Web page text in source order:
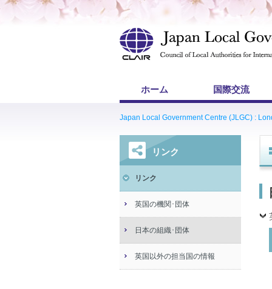
ホーム 国際交流
Japan Local Government Centre (JLGC) :
リンク
リンク
英国の機関･団体
日本の組織･団体
英国以外の担当国の情報